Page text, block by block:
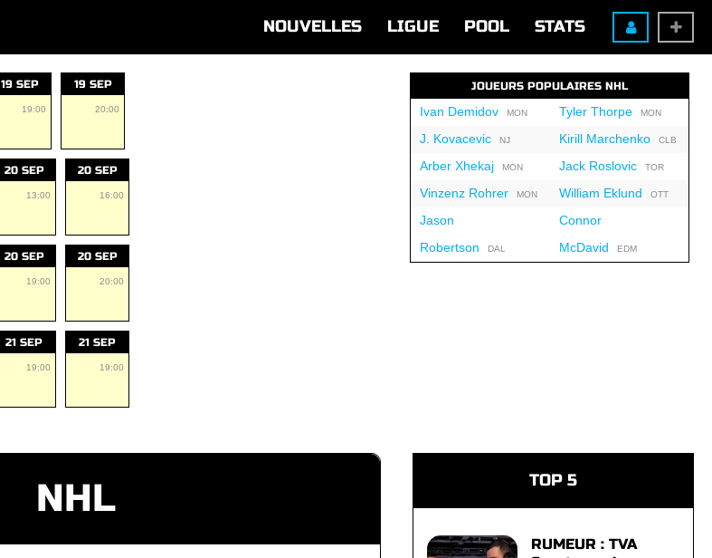
NOUVELLES LIGUE POOL STATS
19 SEP
19:00
19 SEP
20:00
20 SEP
13:00
20 SEP
16:00
20 SEP
19:00
20 SEP
20:00
21 SEP
19:00
21 SEP
19:00
JOUEURS POPULAIRES NHL
Ivan DemidovMON
J. KovacevicNJ
Arber XhekajMON
Vinzenz RohrerMON
Jason
Robertson DAL
Tyler ThorpeMON
Kirill MarchenkoCLB
Jack RoslovicTOR
William Eklund OTT
Connor
McDavid EDM
NHL TOP 5
RUMEUR : TVA